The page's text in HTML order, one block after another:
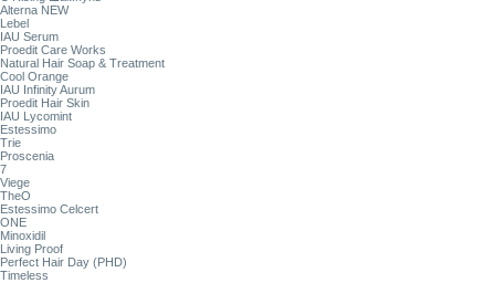
Alterna NEW
Lebel
IAU Serum
Proedit Care Works
Natural Hair Soap & Treatment
Cool Orange
IAU Infinity Aurum
Proedit Hair Skin
IAU Lycomint
Estessimo
Trie
Proscenia
7
Viege
TheO
Estessimo Celcert
ONE
Minoxidil
Living Proof
Perfect Hair Day (PHD)
Timeless